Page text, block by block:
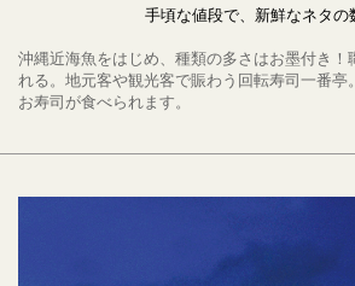
手頃な値段で、新鮮なネタの
沖縄近海魚をはじめ、種類の多さはお墨付き！
れる。地元客や観光客で賑わう回転寿司一番亭
お寿司が食べられます。